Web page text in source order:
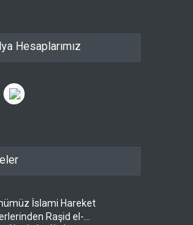
Hesaplarımız
İslami Hareket
Raşid el-